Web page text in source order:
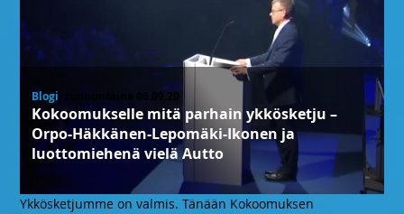
Blogi , sunnuntaina 06.09.20
Kokoomukselle mitä parhain ykkösketju –
Orpo-Häkkänen-Lepomäki-Ikonen ja
luottomiehenä vielä Autto
Ykkösketjumme on valmis. Tänään Kokoomuksen